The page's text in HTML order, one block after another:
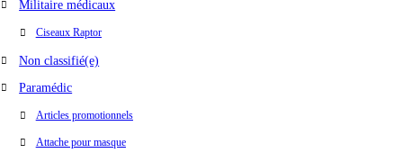
Militaire médicaux
Ciseaux Raptor
Non classifié(e)
Paramédic
Articles promotionnels
Attache pour masque